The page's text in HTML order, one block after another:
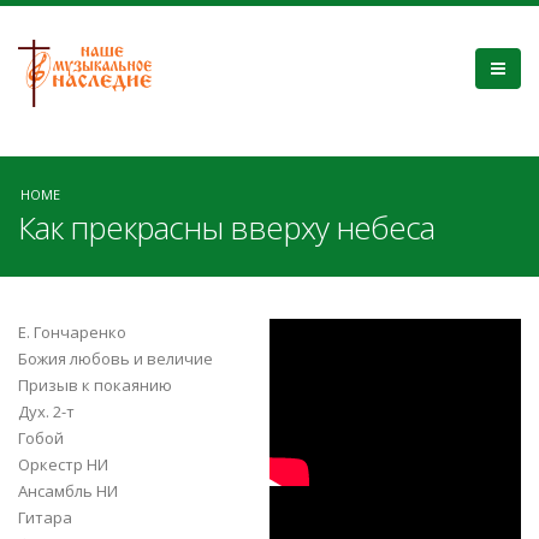
HOME
Как прекрасны вверху небеса
Е. Гончаренко
Божия любовь и величие
Призыв к покаянию
Дух. 2-т
Гобой
Оркестр НИ
Ансамбль НИ
Гитара